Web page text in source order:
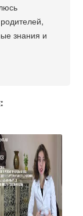
знания и